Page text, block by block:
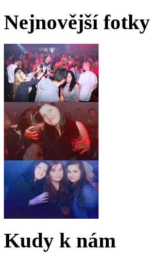
Nejnovější fotky
Kudy k nám